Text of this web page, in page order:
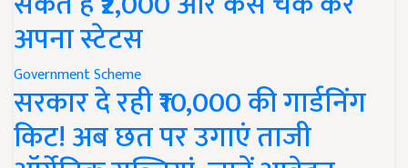
अपना स्टेटस
Government Scheme
सरकार दे रही ₹10,000 की गार्डनिंग
किट! अब छत पर उगाएं ताजी